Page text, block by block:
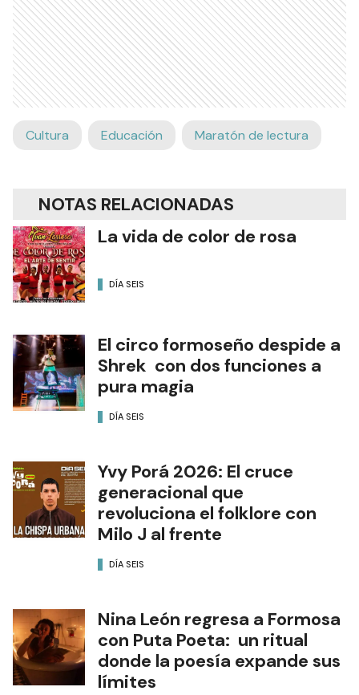
Cultura Educación Maratón de lectura
NOTAS RELACIONADAS
La vida de color de rosa
DÍA SEIS
El circo formoseño despide a
Shrek con dos funciones a
pura magia
DÍA SEIS
Yvy Porá 2026: El cruce
generacional que
revoluciona el folklore con
Milo J al frente
DÍA SEIS
Nina León regresa a Formosa
con Puta Poeta: un ritual
donde la poesía expande sus
límites